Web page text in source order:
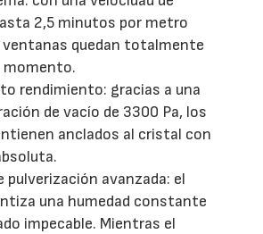
2,5 minutos por metro
ventanas quedan totalmente
momento.
rendimiento: gracias a una
de vacío de 3300 Pa, los
anclados al cristal con
pulverización avanzada: el
una humedad constante
impecable. Mientras el